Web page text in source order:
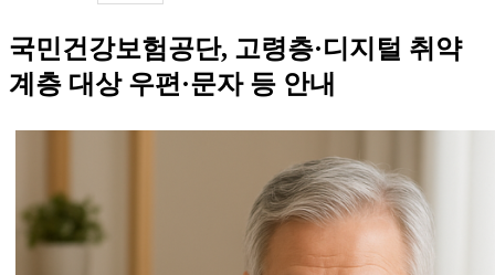
국민건강보험공단, 고령층·디지털 취약
계층 대상 우편·문자 등 안내